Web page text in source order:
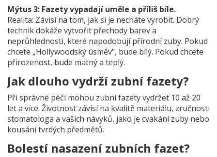
Mýtus 3: Fazety vypadají uměle a příliš bíle.
Realita: Závisí na tom, jak si je necháte vyrobit. Dobrý
technik dokáže vytvořit přechody barev a
neprůhlednosti, které napodobují přírodní zuby. Pokud
chcete „Hollywoodský úsměv", bude bílý. Pokud chcete
přirozenost, bude matný a teplý.
Jak dlouho vydrží zubní fazety?
Při správné péči mohou zubní fazety vydržet 10 až 20
let a více. Životnost závisí na kvalitě materiálu, zručnosti
stomatologa a vašich návyků, jako je cvakání zuby nebo
kousání tvrdých předmětů.
Bolestí nasazení zubních fazet?